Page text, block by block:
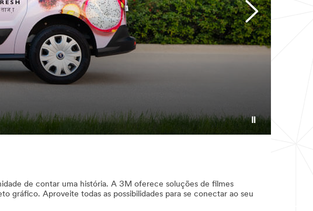
de contar uma história. A 3M oferece soluções de filmes
gráfico. Aproveite todas as possibilidades para se conectar ao seu